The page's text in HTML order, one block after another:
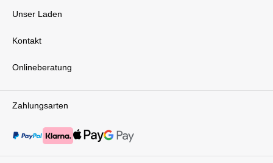
Zahlungsarten
Unser Laden
Kontakt
Onlineberatung